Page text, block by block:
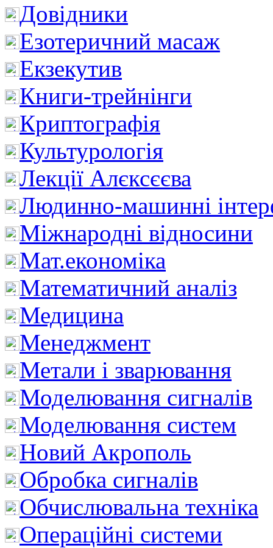
Довідники
Езотеричний масаж
Екзекутив
Книги-трейнінги
Криптографія
Культурологія
Лекції Алєксєєва
Людинно-машинні
Міжнародні відносини
Мат.економіка
Математичний аналіз
Медицина
Менеджмент
Метали і зварювання
Моделювання сигналів
Моделювання систем
Новий Акрополь
Обробка сигналів
Обчислювальна техніка
Операційні системи